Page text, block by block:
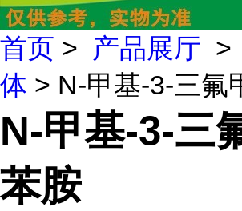
首页 > 产品展厅 >
体 > N-甲基-3-三氟
N-甲基-3-三
苯胺